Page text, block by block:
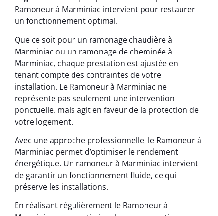
Ramoneur à Marminiac intervient pour restaurer
un fonctionnement optimal.
Que ce soit pour un ramonage chaudière à
Marminiac ou un ramonage de cheminée à
Marminiac, chaque prestation est ajustée en
tenant compte des contraintes de votre
installation. Le Ramoneur à Marminiac ne
représente pas seulement une intervention
ponctuelle, mais agit en faveur de la protection de
votre logement.
Avec une approche professionnelle, le Ramoneur à
Marminiac permet d’optimiser le rendement
énergétique. Un ramoneur à Marminiac intervient
de garantir un fonctionnement fluide, ce qui
préserve les installations.
En réalisant régulièrement le Ramoneur à